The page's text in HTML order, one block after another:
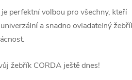
perfektní volbou pro všechny, kteří
a snadno ovladatelný
žebřík CORDA ještě dnes!